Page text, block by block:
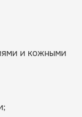
и кожными